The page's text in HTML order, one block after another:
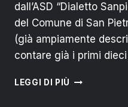
dall’ASD “Dialetto
del Comune di San
(già ampiamente
contare già i primi
LEGGI DI PIÙ TUTTO